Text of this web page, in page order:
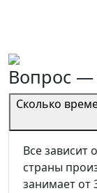
Вопрос —
Сколько
Все зависит
страны
занимает от